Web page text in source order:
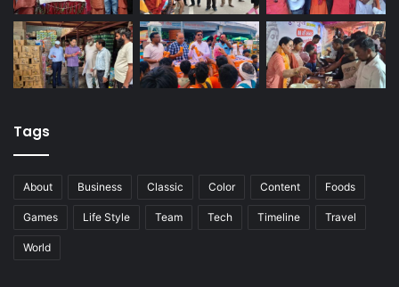
Tags
About Business Classic Color Content Foods
Games Life Style Team Tech Timeline Travel
World